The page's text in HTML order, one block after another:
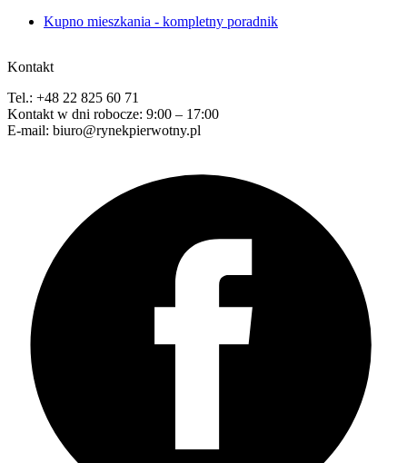
Kupno mieszkania - kompletny poradnik
Kontakt
Tel.: +48 22 825 60 71
Kontakt w dni robocze: 9:00 – 17:00
E-mail: biuro@rynekpierwotny.pl